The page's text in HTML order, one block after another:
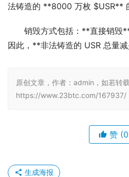
法铸造的 **8000 万枚 $USR**
销毁方式包括：**直接销毁
因此，**非法铸造的 USR 总量
原创文章，作者：admin，如若转
https://www.23btc.com/167937/
赞
生成海报